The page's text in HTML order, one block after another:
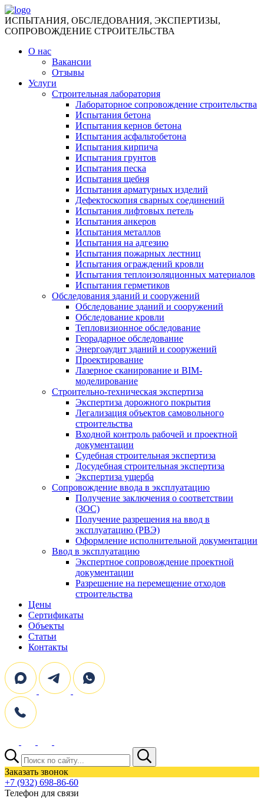
ИСПЫТАНИЯ, ОБСЛЕДОВАНИЯ, ЭКСПЕРТИЗЫ,
СОПРОВОЖДЕНИЕ СТРОИТЕЛЬСТВА
О нас
Вакансии
Отзывы
Услуги
Строительная лаборатория
Лабораторное сопровождение строительства
Испытания бетона
Испытания кернов бетона
Испытания асфальтобетона
Испытания кирпича
Испытания грунтов
Испытания песка
Испытания щебня
Испытания арматурных изделий
Дефектоскопия сварных соединений
Испытания лифтовых петель
Испытания анкеров
Испытания металлов
Испытания на адгезию
Испытания пожарных лестниц
Испытания ограждений кровли
Испытания теплоизоляционных материалов
Испытания герметиков
Обследования зданий и сооружений
Обследование зданий и сооружений
Обследование кровли
Тепловизионное обследование
Георадарное обследование
Энергоаудит зданий и сооружений
Проектирование
Лазерное сканирование и BIM-
моделирование
Строительно-техническая экспертиза
Экспертиза дорожного покрытия
Легализация объектов самовольного
строительства
Входной контроль рабочей и проектной
документации
Судебная строительная экспертиза
Досудебная строительная экспертиза
Экспертиза ущерба
Сопровождение ввода в эксплуатацию
Получение заключения о соответствии
(ЗОС)
Получение разрешения на ввод в
эксплуатацию (РВЭ)
Оформление исполнительной документации
Ввод в эксплуатацию
Экспертное сопровождение проектной
документации
Разрешение на перемещение отходов
строительства
Цены
Сертификаты
Объекты
Статьи
Контакты
Заказать звонок
+7 (932) 698-86-60
Телефон для связи